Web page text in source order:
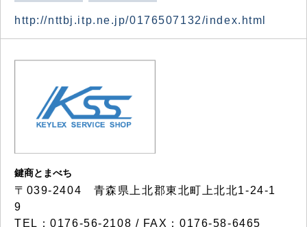
http://nttbj.itp.ne.jp/0176507132/index.html
鍵商とまべち
〒039-2404 青森県上北郡東北町上北北1-24-1
9
TEL：0176-56-2108 / FAX：0176-58-6465